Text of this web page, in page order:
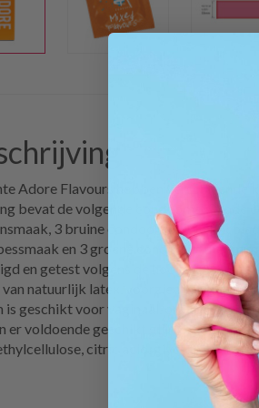
Adore Flavours hebben verschillende
bevat de volgende condooms: 3 rode
3 bruine condooms met
en 3 groene condooms met
en getest volgens de hoogste
natuurlijk latex, voorzien van
is geschikt voor vaginaal, oraal en anaal
er voldoende geschikt glijmiddel
citric acid, glycerin,